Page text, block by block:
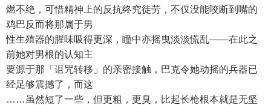
燃不绝，可惜精神上的反抗终究徒劳，不仅没能咬断到嘴的
鸡巴反而将那属于男
性生殖器的腥味吸得更深，瞳中亦摇曳淡淡慌乱——在此之
前她对男根的认知主
要源于那「诅咒转移」的亲密接触，巴克令她动摇的兵器已
经足够震撼了，而这
……虽然短了一些，但更粗，更臭，比起长枪根本就是无坚